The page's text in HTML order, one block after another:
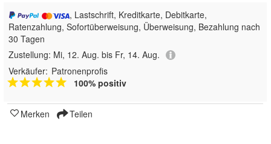
, Lastschrift, Kreditkarte, Debitkarte,
Ratenzahlung, Sofortüberweisung, Überweisung, Bezahlung nach
30 Tagen
Zustellung: Mi, 12. Aug. bis Fr, 14. Aug.
Verkäufer: Patronenprofis
100% positiv
Merken Teilen